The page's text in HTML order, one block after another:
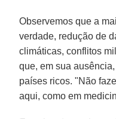
Observemos que a
verdade, redução de
climáticas, conflitos
que, em sua
países ricos. "Não
aqui, como em